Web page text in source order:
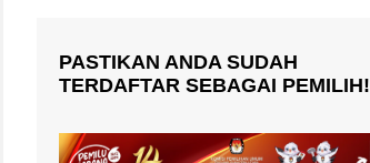
PASTIKAN ANDA SUDAH
TERDAFTAR SEBAGAI PEMILIH!